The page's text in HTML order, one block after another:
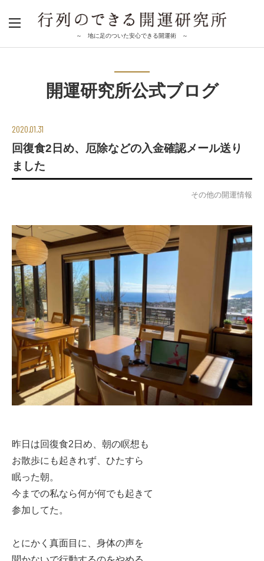
～ 地に足のついた安心できる開運術 ～
開運研究所公式ブログ
2020.01.31
回復食2日め、厄除などの入金確認メール送り
ました
その他の開運情報
昨日は回復食2日め、朝の瞑想も
お散歩にも起きれず、ひたすら
眠った朝。
今までの私なら何が何でも起きて
参加してた。
とにかく真面目に、身体の声を